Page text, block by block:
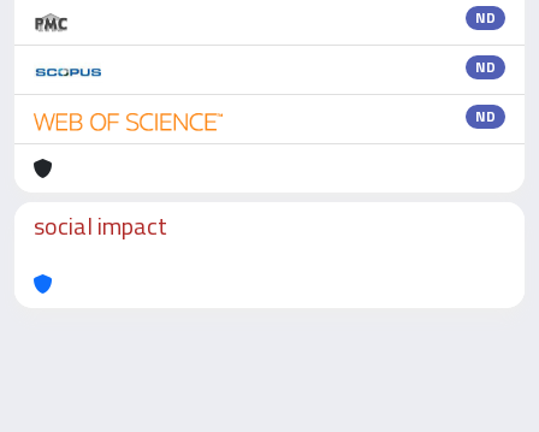
ND
ND
ND
social impact